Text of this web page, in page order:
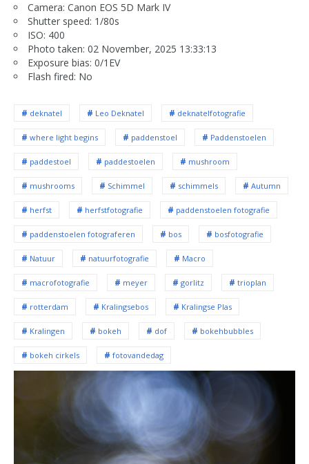
Camera: Canon EOS 5D Mark IV
Shutter speed: 1/80s
ISO: 400
Photo taken: 02 November, 2025 13:33:13
Exposure bias: 0/1EV
Flash fired: No
deknatel Leo Deknatel deknatelfotografie
where light begins paddenstoel Paddenstoelen
paddestoel paddestoelen mushroom
mushrooms Schimmel schimmels Autumn
herfst herfstfotografie paddenstoelen fotografie
paddenstoelen fotograferen bos bosfotografie
Natuur natuurfotografie Macro
macrofotografie meyer gorlitz trioplan
rotterdam Kralingsebos Kralingse Plas
Kralingen bokeh dof bokehbubbles
bokeh cirkels fotovandedag